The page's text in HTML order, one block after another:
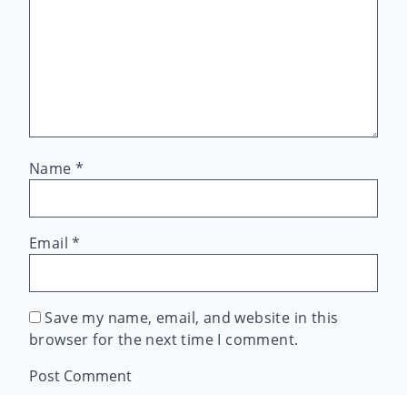
Name *
Email*
Save my name, email, and website in this
browser for the next time I comment.